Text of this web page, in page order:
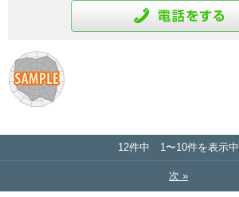
12件中 1〜10件を表示中
次 »